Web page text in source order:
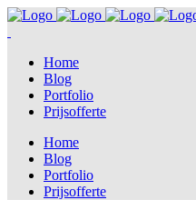
Home
Blog
Portfolio
Prijsofferte
Home
Blog
Portfolio
Prijsofferte